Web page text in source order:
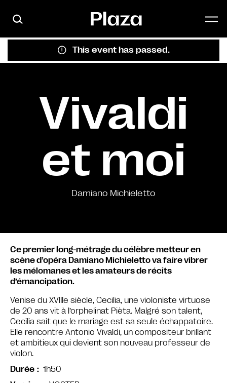
This event has passed.
Vivaldi
et moi
Damiano Michieletto
Ce premier long-métrage du célèbre metteur en
scène d’opéra Damiano Michieletto va faire vibrer
les mélomanes et les amateurs de récits
d’émancipation.
Venise du XVIIIe siècle, Cecilia, une violoniste virtuose
de 20 ans vit à l’orphelinat Pièta. Malgré son talent,
Cecilia sait que le mariage est sa seule échappatoire.
Elle rencontre Antonio Vivaldi, un compositeur brillant
et ambitieux qui devient son nouveau professeur de
violon.
Durée
1h50